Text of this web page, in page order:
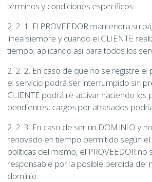
términos y condiciones específicos:
2. 2. 1. El PROVEEDOR mantendra su
línea siempre y cuando el CLIENTE
tiempo, aplicando asi para todos los
2. 2. 2. En caso de que no se registre el
el servicio podrá ser interrumpido sin
CLIENTE podrá re-activar haciendo los
pendientes, cargos por atrasados
2. 2. 3. En caso de ser un DOMINIO y
renovado en tiempo permitido según el
políticas del mismo, el PROVEEDOR no
responsable por la posible perdida del
dominio.